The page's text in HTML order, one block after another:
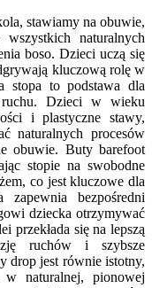
stawiamy na obuwie,
naturalnych
boso. Dzieci uczą się
kluczową rolę w
stopa to podstawa dla
ruchu. Dzieci w wieku
i plastyczne stawy,
naturalnych procesów
obuwie. Buty barefoot
stopie na swobodne
co jest kluczowe dla
bezpośredni
dziecka otrzymywać
przekłada się na lepszą
ruchów i szybsze
drop jest równie istotny,
w naturalnej, pionowej